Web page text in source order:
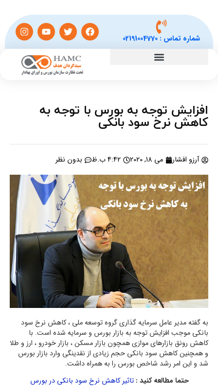
شماره تماس :02191004770
افزایش توجه به بورس با توجه به
کاهش نرخ سود بانکی
آرزو افشار می 18, 2020 4:42 ب.ظ بدون نظر
به گفته مدیر عامل سرمایه گذاری گروه توسعه ملی ، کاهش نرخ سود
بانکی موجب افزایش توجه به بازار بورس و سرمایه شده است. با
کاهش رونق بازارهای موازی همچون بازار مسکن ، بازار خودرو ، ارز و طلا
و همچنین کاهش سود بانکی حجم زیادی از نقدینگی وارد بازار بورس
شد و این امر رشد شاخص بورس را به همراه داشت.
حتما مطالعه کنید : تاثیر کاهش نرخ سود بانکی در بورس